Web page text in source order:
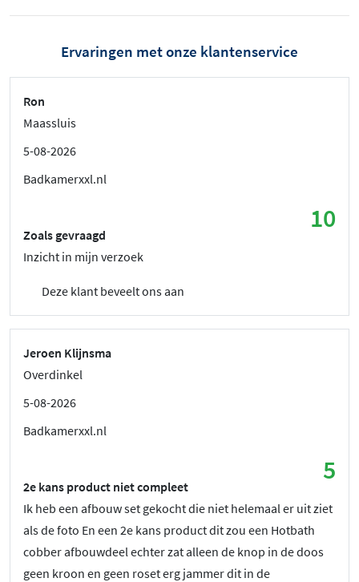
Ervaringen met onze klantenservice
Ron
Maassluis
5-08-2026
Badkamerxxl.nl
10
Zoals gevraagd
Inzicht in mijn verzoek
Deze klant beveelt ons aan
Jeroen Klijnsma
Overdinkel
5-08-2026
Badkamerxxl.nl
5
2e kans product niet compleet
Ik heb een afbouw set gekocht die niet helemaal er uit ziet
als de foto En een 2e kans product dit zou een Hotbath
cobber afbouwdeel echter zat alleen de knop in de doos
geen kroon en geen roset erg jammer dit in de